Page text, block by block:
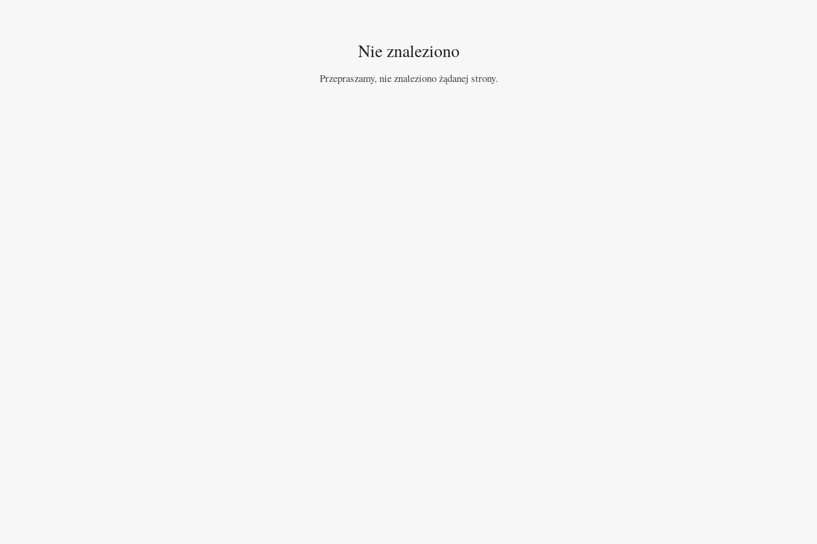
Nie znaleziono
Przepraszamy, nie znaleziono żądanej strony.